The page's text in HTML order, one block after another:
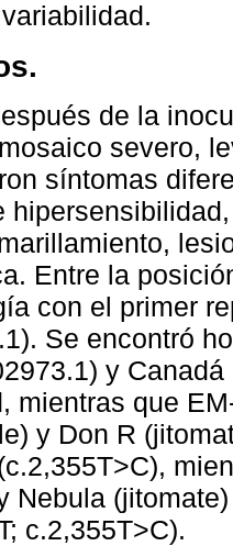
de la
severo,
síntomas
Entre la
con el primer
Se encontró
y
mientras que
y Don R
Nebula
c.2,355T>C).